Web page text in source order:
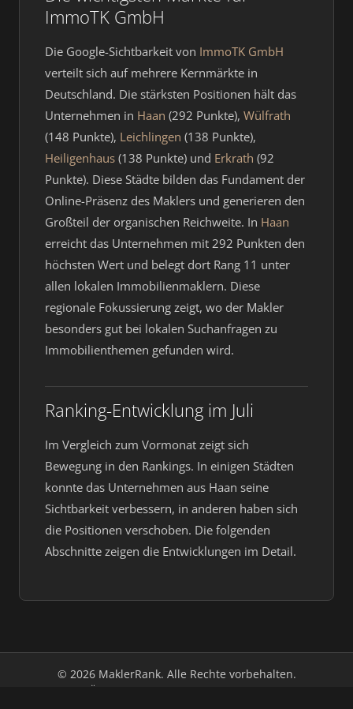
ImmoTK GmbH
Die Google-Sichtbarkeit von ImmoTK GmbH
verteilt sich auf mehrere Kernmärkte in
Deutschland. Die stärksten Positionen hält das
Unternehmen in Haan (292 Punkte), Wülfrath
(148 Punkte), Leichlingen (138 Punkte),
Heiligenhaus (138 Punkte) und Erkrath (92
Punkte). Diese Städte bilden das Fundament der
Online-Präsenz des Maklers und generieren den
Großteil der organischen Reichweite. In Haan
erreicht das Unternehmen mit 292 Punkten den
höchsten Wert und belegt dort Rang 11 unter
allen lokalen Immobilienmaklern. Diese
regionale Fokussierung zeigt, wo der Makler
besonders gut bei lokalen Suchanfragen zu
Immobilienthemen gefunden wird.
Ranking-Entwicklung im Juli
Im Vergleich zum Vormonat zeigt sich
Bewegung in den Rankings. In einigen Städten
konnte das Unternehmen aus Haan seine
Sichtbarkeit verbessern, in anderen haben sich
die Positionen verschoben. Die folgenden
Abschnitte zeigen die Entwicklungen im Detail.
© 2026 MaklerRank. Alle Rechte vorbehalten.
Über uns